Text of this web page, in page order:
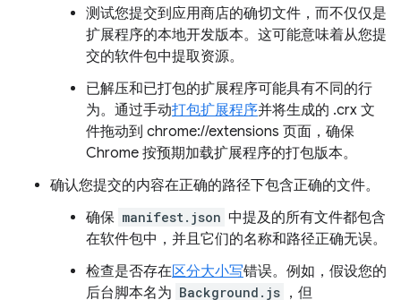
测试您提交到应用商店的确切文件，而不仅仅是
扩展程序的本地开发版本。这可能意味着从您提
交的软件包中提取资源。
已解压和已打包的扩展程序可能具有不同的行
为。通过手动打包扩展程序并将生成的 .crx 文
件拖动到 chrome://extensions 页面，确保
Chrome 按预期加载扩展程序的打包版本。
确认您提交的内容在正确的路径下包含正确的文件。
确保 manifest.json 中提及的所有文件都包含
在软件包中，并且它们的名称和路径正确无误。
检查是否存在区分大小写错误。例如，假设您的
后台脚本名为 Background.js ，但